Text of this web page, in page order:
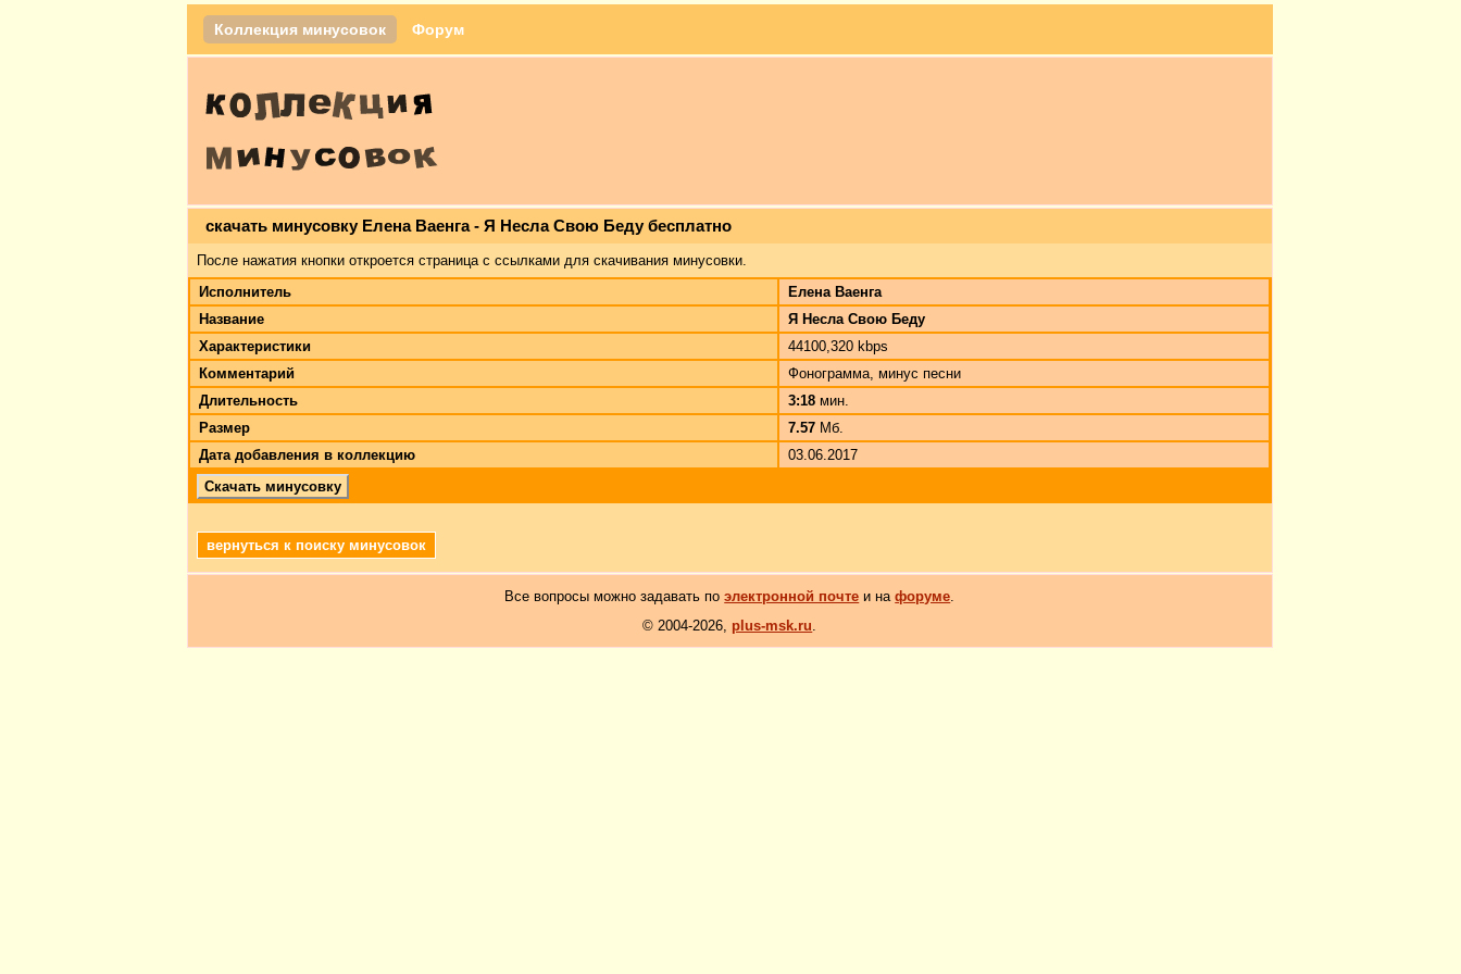
Коллекция минусовок Форум
скачать минусовку Елена Ваенга - Я Несла Свою Беду бесплатно
После нажатия кнопки откроется страница с ссылками для скачивания минусовки.
Исполнитель
Елена Ваенга
Название
Я Несла Свою Беду
Характеристики
44100,320 kbps
Комментарий
Фонограмма, минус песни
Длительность
3:18 мин.
Размер
7.57 Мб.
Дата добавления в коллекцию
03.06.2017
Скачать минусовку
вернуться к поиску минусовок
Все вопросы можно задавать поэлектронной почте и нафоруме.
© 2004-2026, plus-msk.ru.